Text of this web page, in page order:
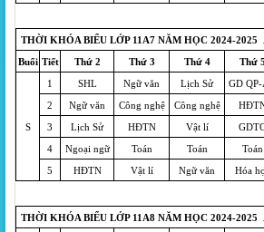
THỜI KHÓA BIỂU LỚP 11A7 NĂM HỌC 2024-2025
Buổi Tiết Thứ 2 Thứ 3 Thứ 4 Thứ 5
S
1 SHL Ngữ văn Lịch Sử GD
2
Ngữ văn Công nghệ Công nghệ
3
Lịch Sử HĐTN Vật lí
4
Ngoại ngữ Toán Toán Toán
5
HĐTN Vật lí Ngữ văn Hóa
THỜI KHÓA BIỂU LỚP 11A8 NĂM HỌC 2024-2025